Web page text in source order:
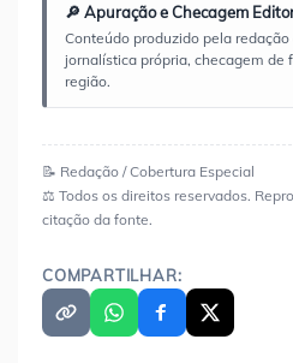
🔎 Apuração e Checagem
Conteúdo produzido pela
jornalística própria, checagem de
região.
📝 Redação / Cobertura Especial
⚖️ Todos os direitos reservados.
citação da fonte.
COMPARTILHAR: